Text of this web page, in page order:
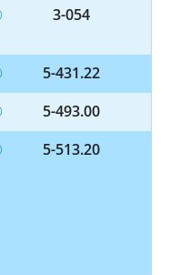
3-054
5-431.22
5-493.00
5-513.20